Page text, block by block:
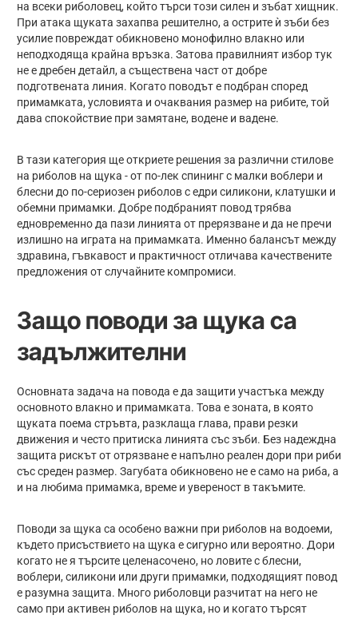
на всеки риболовец, който търси този силен и зъбат хищник.
При атака щуката захапва решително, а острите ѝ зъби без
усилие повреждат обикновено монофилно влакно или
неподходяща крайна връзка. Затова правилният избор тук
не е дребен детайл, а съществена част от добре
подготвената линия. Когато поводът е подбран според
примамката, условията и очаквания размер на рибите, той
дава спокойствие при замятане, водене и вадене.
В тази категория ще откриете решения за различни стилове
на риболов на щука - от по-лек спининг с малки воблери и
блесни до по-сериозен риболов с едри силикони, клатушки и
обемни примамки. Добре подбраният повод трябва
едновременно да пази линията от прерязване и да не пречи
излишно на играта на примамката. Именно балансът между
здравина, гъвкавост и практичност отличава качествените
предложения от случайните компромиси.
Защо поводи за щука са
задължителни
Основната задача на повода е да защити участъка между
основното влакно и примамката. Това е зоната, в която
щуката поема стръвта, разклаща глава, прави резки
движения и често притиска линията със зъби. Без надеждна
защита рискът от отрязване е напълно реален дори при риби
със среден размер. Загубата обикновено не е само на риба, а
и на любима примамка, време и увереност в такъмите.
Поводи за щука са особено важни при риболов на водоеми,
където присъствието на щука е сигурно или вероятно. Дори
когато не я търсите целенасочено, но ловите с блесни,
воблери, силикони или други примамки, подходящият повод
е разумна защита. Много риболовци разчитат на него не
само при активен риболов на щука, но и когато търсят